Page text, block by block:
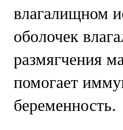
влагалищном
оболочек
размягчения
помогает
беременность.